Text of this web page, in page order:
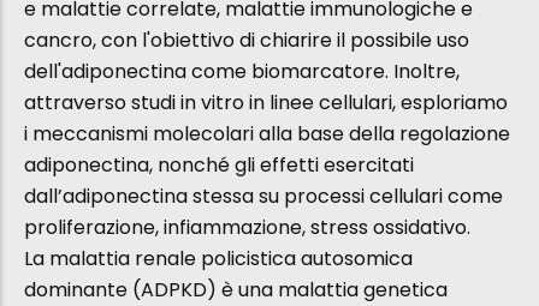
e malattie correlate, malattie immunologiche e
cancro, con l'obiettivo di chiarire il possibile uso
dell'adiponectina come biomarcatore. Inoltre,
attraverso studi in vitro in linee cellulari, esploriamo
i meccanismi molecolari alla base della regolazione
adiponectina, nonché gli effetti esercitati
dall’adiponectina stessa su processi cellulari come
proliferazione, infiammazione, stress ossidativo.
La malattia renale policistica autosomica
dominante (ADPKD) è una malattia genetica